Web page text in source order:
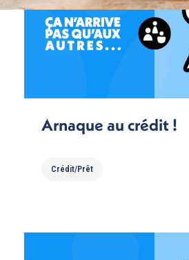
Arnaque au crédit !
Crédit/Prêt